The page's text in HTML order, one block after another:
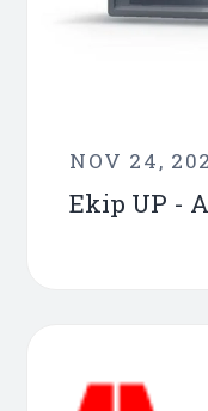
NOV 24,
Ekip UP -